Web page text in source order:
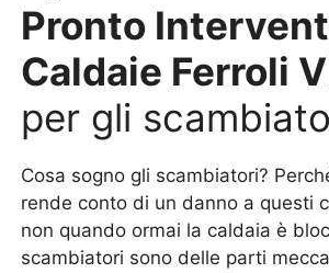
Pronto
Caldaie Ferroli
per gli
Cosa sogno gli scambiatori?
rende conto di un danno a questi
non quando ormai la caldaia è
scambiatori sono delle parti